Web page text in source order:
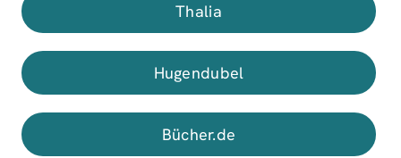
Thalia
Hugendubel
Bücher.de